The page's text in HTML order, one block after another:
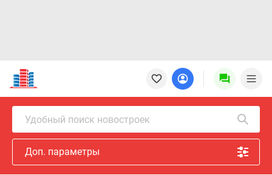
Новостройки
Квартиры
Ипотека
Новостройки
Москвы
Новостройки
Подмосковья
Новостройки
Удобный поиск новостроек
Доп. параметры